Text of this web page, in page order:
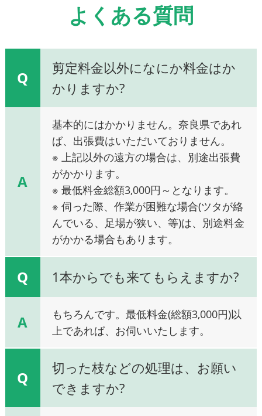
よくある質問
Q
剪定料金以外になにか料金はか
かりますか?
A
基本的にはかかりません。奈良県であれ
ば、出張費はいただいておりません。
※ 上記以外の遠方の場合は、別途出張費
がかかります。
※ 最低料金総額3,000円～となります。
※ 伺った際、作業が困難な場合(ツタが絡
んでいる、足場が狭い、等)は、別途料金
がかかる場合もあります。
Q 1本からでも来てもらえますか?
A
もちろんです。最低料金(総額3,000円)以
上であれば、お伺いいたします。
Q
切った枝などの処理は、お願い
できますか?